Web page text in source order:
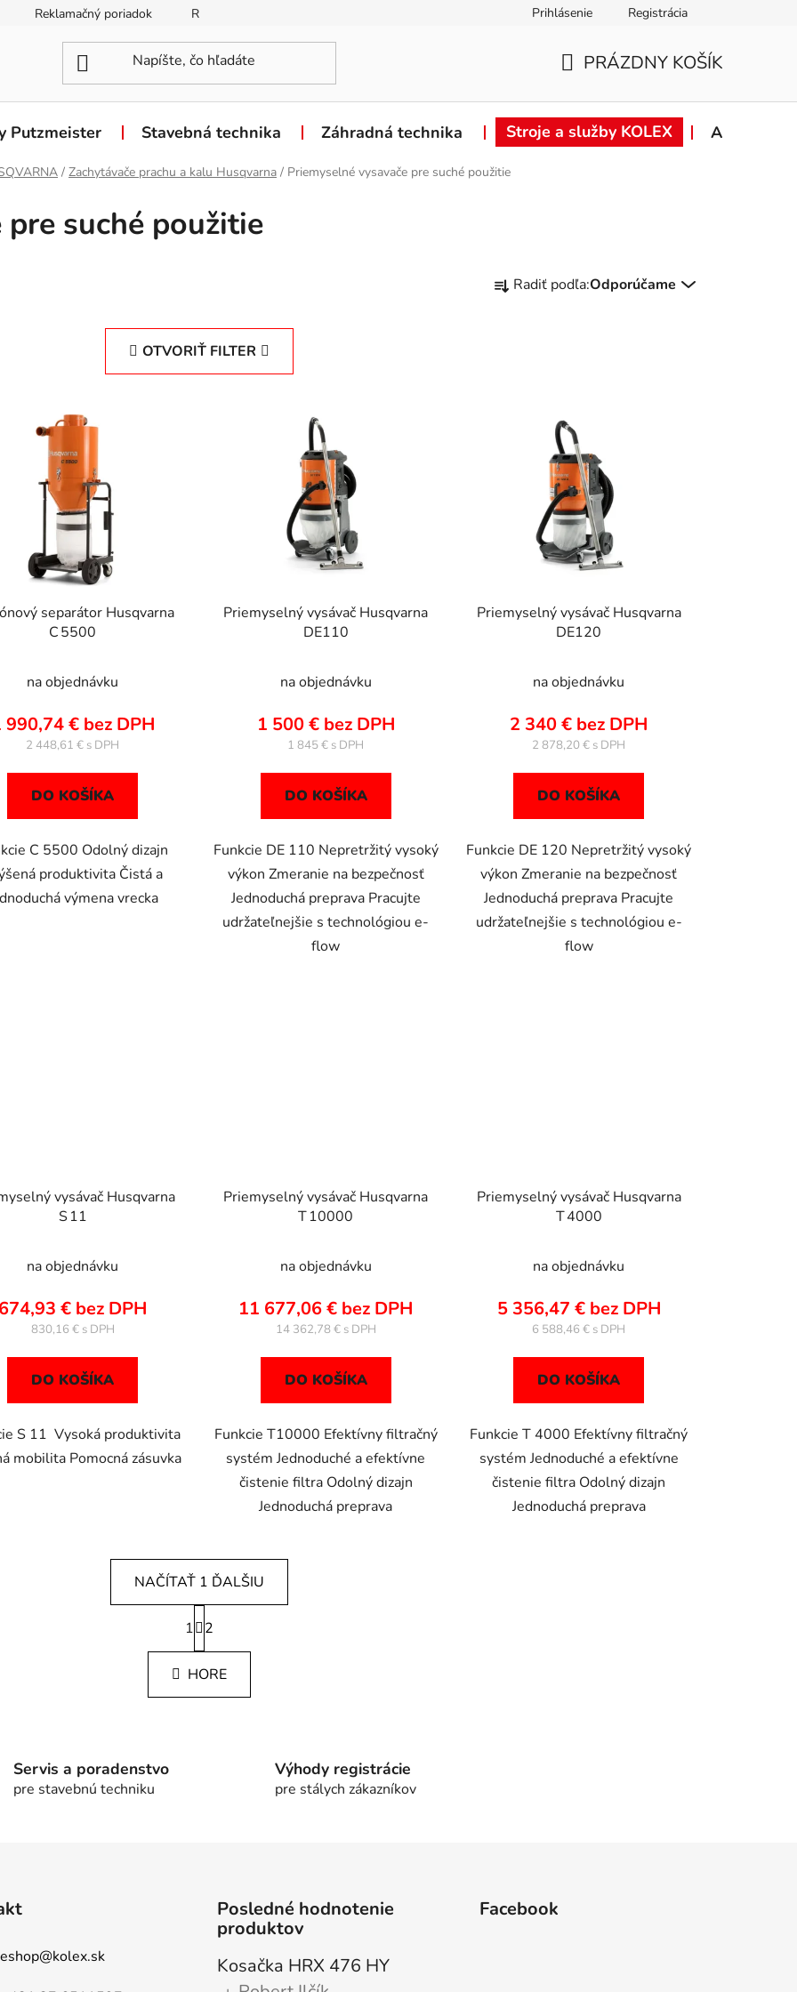
Reklamačný poriadok Reklamačný formulár Záručné podmienky Podmienky ochrany
Prihlásenie Registrácia
KOŠÍK
PRÁZDNY KOŠÍK
Putzmeister Stavebná technika Záhradná technika Stroje a služby KOLEX Akcie
/ Zachytávače prachu a kalu Husqvarna / Priemyselné vysavače pre suché použitie
suché použitie
R
a
v
Radiť podľa:Odporúčame
OTVORIŤ FILTER
separátor Husqvarna
C 5500
na objednávku
990,74 € bez DPH
2 448,61 €
DO KOŠÍKA
C 5500 Odolný dizajn
produktivita Čistá a
výmena vrecka
Priemyselný vysávač Husqvarna
DE110
na objednávku
1 500 € bez DPH
1 845 €
DO KOŠÍKA
Funkcie DE 110 Nepretržitý vysoký
výkon Zmeranie na bezpečnosť
Jednoduchá preprava Pracujte
udržateľnejšie s technológiou e-
flow
Priemyselný vysávač Husqvarna
DE120
na objednávku
2 340 € bez DPH
2 878,20 €
DO KOŠÍKA
Funkcie DE 120 Nepretržitý vysoký
výkon Zmeranie na bezpečnosť
Jednoduchá preprava Pracujte
udržateľnejšie s technológiou e-
flow
vysávač Husqvarna
S 11
na objednávku
674,93 € bez DPH
830,16 €
DO KOŠÍKA
S 11 Vysoká produktivita
mobilita Pomocná zásuvka
Priemyselný vysávač Husqvarna
T 10000
na objednávku
11 677,06 € bez DPH
14 362,78 €
DO KOŠÍKA
Funkcie T10000 Efektívny filtračný
systém Jednoduché a efektívne
čistenie filtra Odolný dizajn
Jednoduchá preprava
Priemyselný vysávač Husqvarna
T 4000
na objednávku
5 356,47 € bez DPH
6 588,46 €
DO KOŠÍKA
Funkcie T 4000 Efektívny filtračný
systém Jednoduché a efektívne
čistenie filtra Odolný dizajn
Jednoduchá preprava
O
v
l
á
NAČÍTAŤ 1 ĎALŠIU
S
t
r
á
n
k
1 2
HORE
Servis a poradenstvo
pre stavebnú techniku
Výhody registrácie
pre stálych zákazníkov
eshop@kolex.sk
Posledné hodnotenie
produktov
Kosačka HRX 476 HY
Facebook